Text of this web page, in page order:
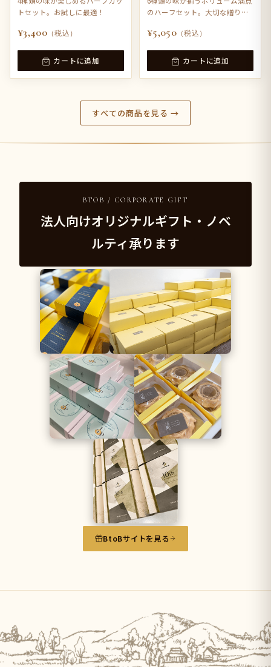
トセット。お試しに最適！
¥3,400 （税込）
カートに追加
のハーフセット。大切な贈り物
¥5,050 （税込）
カートに追加
すべての商品を見る →
BTOB / CORPORATE GIFT
法人向けオリジナルギフト・ノベ
ルティ承ります
BtoBサイトを見る